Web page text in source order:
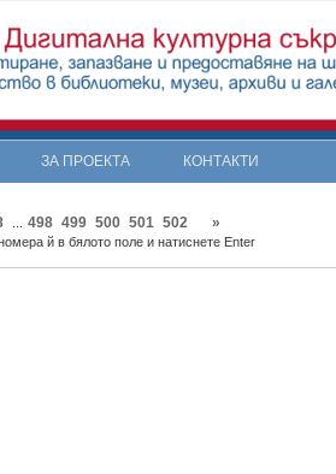
ЗА ПРОЕКТА КОНТАКТИ
498 499 500 501 502 »
й в бялото поле и натиснете Enter